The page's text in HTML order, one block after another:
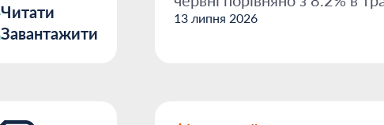
Читати
Завантажити
інфляція...
13 липня 2026